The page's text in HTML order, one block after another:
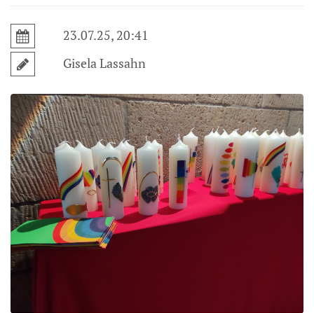
23.07.25, 20:41
Gisela Lassahn